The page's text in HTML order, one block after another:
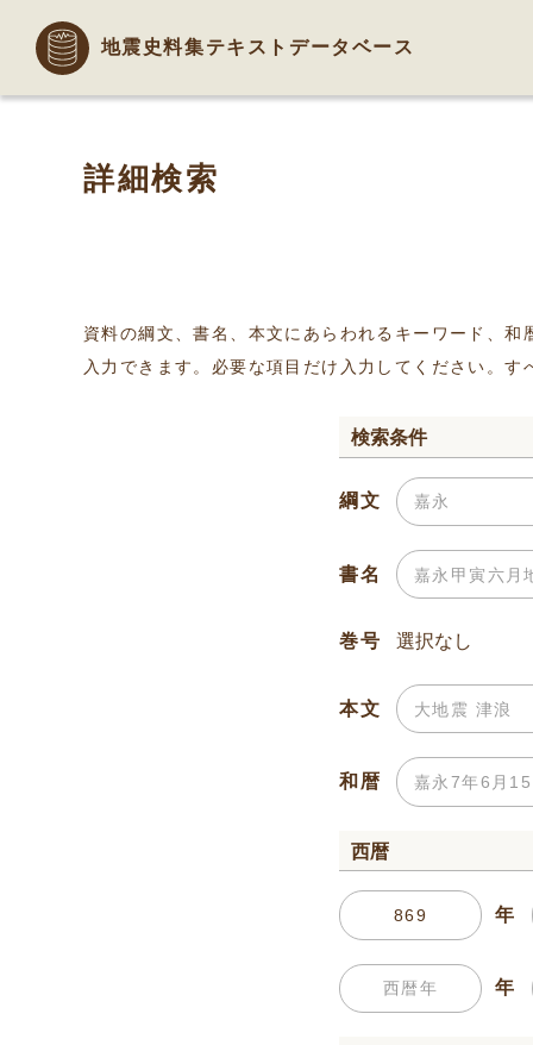
地震史料集テキストデータベース
詳細検索
資料の綱文、書名、本文にあらわれるキーワード、
入力できます。必要な項目だけ入力してください。
検索条件
綱文
書名
巻号
本文
和暦
西暦
年
年